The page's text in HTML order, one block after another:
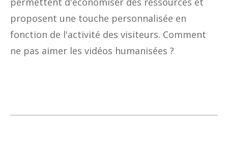
proposent une touche personnalisée en
fonction de l'activité des visiteurs. Comment
ne pas aimer les vidéos humanisées ?